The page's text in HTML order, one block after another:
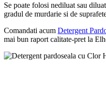
Se poate folosi nediluat sau
gradul de murdarie si de
Comandati acum Detergent
mai bun raport calitate-pret la